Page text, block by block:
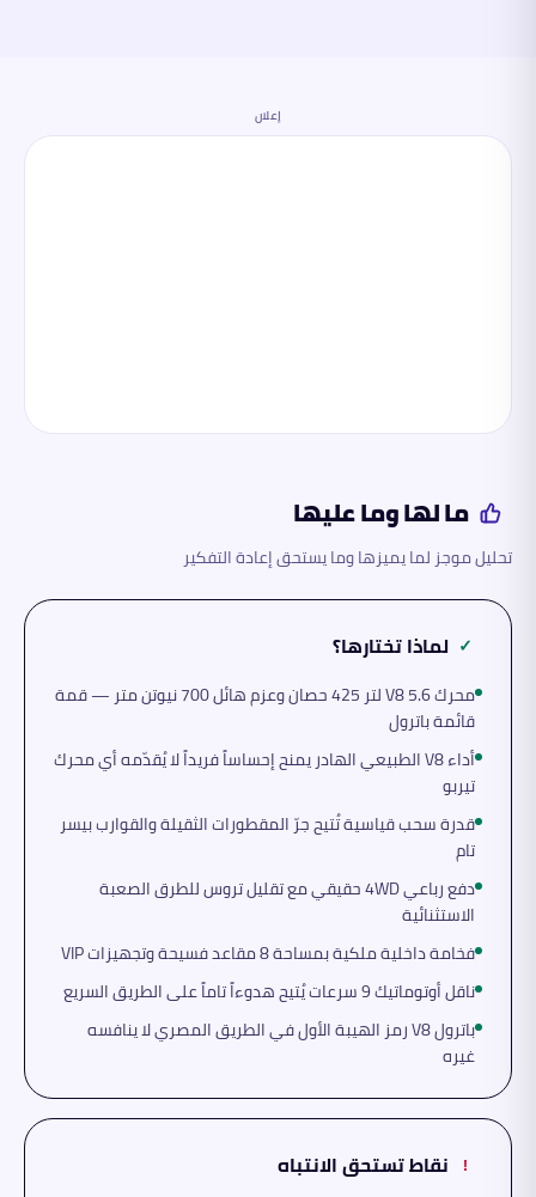
إعلان
ما لها وما عليها
تحليل موجز لما يميزها وما يستحق إعادة التفكير
✓ لماذا تختارها؟
محرك V8 5.6 لتر 425 حصان وعزم هائل 700 نيوتن متر — قمة
قائمة باترول
أداء V8 الطبيعي الهادر يمنح إحساساً فريداً لا يُقدّمه أي محرك
تيربو
قدرة سحب قياسية تُتيح جرّ المقطورات الثقيلة والقوارب بيسر
تام
دفع رباعي 4WD حقيقي مع تقليل تروس للطرق الصعبة
الاستثنائية
فخامة داخلية ملكية بمساحة 8 مقاعد فسيحة وتجهيزات VIP
ناقل أوتوماتيك 9 سرعات يُتيح هدوءاً تاماً على الطريق السريع
باترول V8 رمز الهيبة الأول في الطريق المصري لا ينافسه
غيره
! نقاط تستحق الانتباه